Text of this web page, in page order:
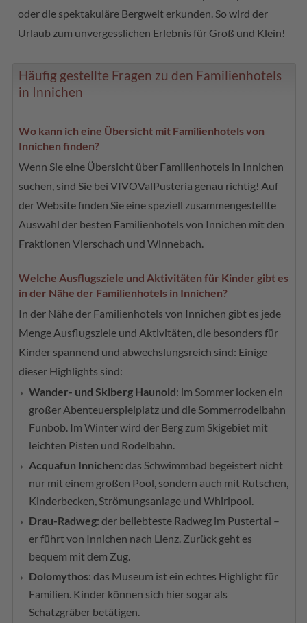
oder die spektakuläre Bergwelt erkunden. So wird der
Urlaub zum unvergesslichen Erlebnis für Groß und Klein!
Häufig gestellte Fragen zu den Familienhotels
in Innichen
Wo kann ich eine Übersicht mit Familienhotels von
Innichen finden?
Wenn Sie eine Übersicht über Familienhotels in Innichen
suchen, sind Sie bei VIVOValPusteria genau richtig! Auf
der Website finden Sie eine speziell zusammengestellte
Auswahl der besten Familienhotels von Innichen mit den
Fraktionen Vierschach und Winnebach.
Welche Ausflugsziele und Aktivitäten für Kinder gibt es
in der Nähe der Familienhotels in Innichen?
In der Nähe der Familienhotels von Innichen gibt es jede
Menge Ausflugsziele und Aktivitäten, die besonders für
Kinder spannend und abwechslungsreich sind: Einige
dieser Highlights sind:
Wander- und Skiberg Haunold: im Sommer locken ein
großer Abenteuerspielplatz und die Sommerrodelbahn
Funbob. Im Winter wird der Berg zum Skigebiet mit
leichten Pisten und Rodelbahn.
Acquafun Innichen: das Schwimmbad begeistert nicht
nur mit einem großen Pool, sondern auch mit Rutschen,
Kinderbecken, Strömungsanlage und Whirlpool.
Drau-Radweg: der beliebteste Radweg im Pustertal –
er führt von Innichen nach Lienz. Zurück geht es
bequem mit dem Zug.
Dolomythos: das Museum ist ein echtes Highlight für
Familien. Kinder können sich hier sogar als
Schatzgräber betätigen.